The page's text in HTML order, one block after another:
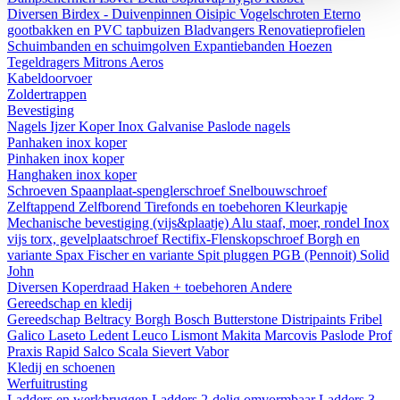
Diversen Birdex - Duivenpinnen Oisipic Vogelschroten Eterno
gootbakken en PVC tapbuizen Bladvangers Renovatieprofielen
Schuimbanden en schuimgolven Expantiebanden Hoezen
Tegeldragers Mitrons Aeros
Kabeldoorvoer
Zoldertrappen
Bevestiging
Nagels IjzerKoperInox Galvanise Paslode nagels
Panhaken inox koper
Pinhaken inox koper
Hanghaken inox koper
Schroeven Spaanplaat-spenglerschroef Snelbouwschroef
Zelftappend Zelfborend Tirefonds en toebehoren Kleurkapje
Mechanische bevestiging (vijs&plaatje) Alu staaf, moer, rondel Inox
vijs torx, gevelplaatschroefRectifix-FlenskopschroefBorgh en
variante Spax Fischer en variante Spit pluggen PGB (Pennoit) Solid
John
Diversen Koperdraad Haken + toebehoren Andere
Gereedschap en kledij
Gereedschap Beltracy Borgh Bosch Butterstone Distripaints Fribel
Galico Laseto Ledent Leuco Lismont Makita Marcovis Paslode Prof
Praxis Rapid Salco Scala Sievert Vabor
Kledij en schoenen
Werfuitrusting